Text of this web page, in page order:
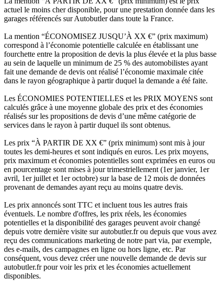
actuel le moins cher disponible, pour une prestation donnée dans les
garages référencés sur Autobutler dans toute la France.
La mention “ÉCONOMISEZ JUSQU’À XX €” (prix maximum)
correspond à l’économie potentielle calculée en établissant une
fourchette entre la proposition de devis la plus élevée et la plus basse
au sein de laquelle un minimum de 25 % des automobilistes ayant
fait une demande de devis ont réalisé l’économie maximale citée
dans le rayon géographique à partir duquel la demande a été faite.
Les ÉCONOMIES POTENTIELLES et les PRIX MOYENS sont
calculés grâce à une moyenne globale des prix et des économies
réalisés sur les propositions de devis d’une même catégorie de
services dans le rayon à partir duquel ils sont obtenus.
Les prix “À PARTIR DE XX €” (prix minimum) sont mis à jour
toutes les demi-heures et sont indiqués en euros. Les prix moyens,
prix maximum et économies potentielles sont exprimées en euros ou
en pourcentage sont mises à jour trimestriellement (1er janvier, 1er
avril, 1er juillet et 1er octobre) sur la base de 12 mois de données
provenant de demandes ayant reçu au moins quatre devis.
Les prix annoncés sont TTC et incluent tous les autres frais
éventuels. Le nombre d'offres, les prix réels, les économies
potentielles et la disponibilité des garages peuvent avoir changé
depuis votre dernière visite sur autobutler.fr ou depuis que vous avez
reçu des communications marketing de notre part via, par exemple,
des e-mails, des campagnes en ligne ou hors ligne, etc. Par
conséquent, vous devez créer une nouvelle demande de devis sur
autobutler.fr pour voir les prix et les économies actuellement
disponibles.